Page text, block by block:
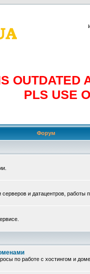
OUTDATED
PLS USE
Форум
серверов и датацентров, работы
по работе с хостингом и